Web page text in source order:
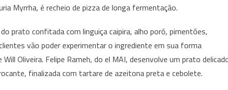
Myrrha, é recheio de pizza de longa fermentação.
prato confitada com linguiça caipira, alho poró, pimentões,
vão poder experimentar o ingrediente em sua forma
Oliveira. Felipe Rameh, do el MAI, desenvolve um prato
finalizada com tartare de azeitona preta e cebolete.